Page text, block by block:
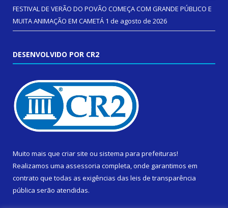
FESTIVAL DE VERÃO DO POVÃO COMEÇA COM GRANDE PÚBLICO E
MUITA ANIMAÇÃO EM CAMETÁ 1 de agosto de 2026
DESENVOLVIDO POR CR2
Muito mais que criar site ou sistema para prefeituras!
Realizamos uma assessoria completa, onde garantimos em
contrato que todas as exigências das leis de transparência
pública serão atendidas.